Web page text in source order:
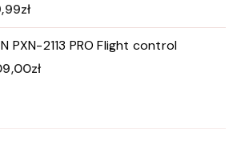
zł
PXN-2113 PRO Flight control
zł